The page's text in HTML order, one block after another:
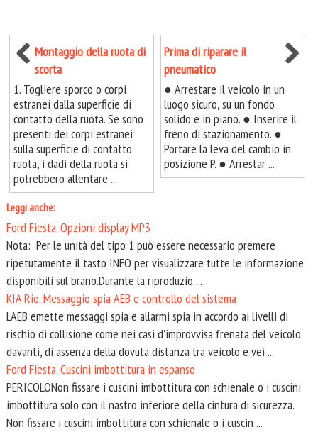
Montaggio della ruota di
scorta
1. Togliere sporco o corpi
estranei dalla superficie di
contatto della ruota. Se sono
presenti dei corpi estranei
sulla superficie di contatto
ruota, i dadi della ruota si
potrebbero allentare ...
Prima di riparare il
pneumatico
● Arrestare il veicolo in un
luogo sicuro, su un fondo
solido e in piano. ● Inserire il
freno di stazionamento. ●
Portare la leva del cambio in
posizione P. ● Arrestar ...
Leggi anche:
Ford Fiesta. Opzioni display MP3
Nota: Per le unità del tipo 1 può essere necessario premere
ripetutamente il tasto INFO per visualizzare tutte le informazione
disponibili sul brano.Durante la riproduzio ...
KIA Rio. Messaggio spia AEB e controllo del sistema
L'AEB emette messaggi spia e allarmi spia in accordo ai livelli di
rischio di collisione come nei casi d'improvvisa frenata del veicolo
davanti, di assenza della dovuta distanza tra veicolo e vei ...
Ford Fiesta. Cuscini imbottitura in espanso
PERICOLONon fissare i cuscini imbottitura con schienale o i cuscini
imbottitura solo con il nastro inferiore della cintura di sicurezza.
Non fissare i cuscini imbottitura con schienale o i cuscin ...